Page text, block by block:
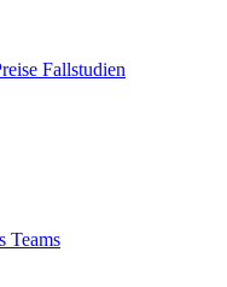
Fallstudien
Teams